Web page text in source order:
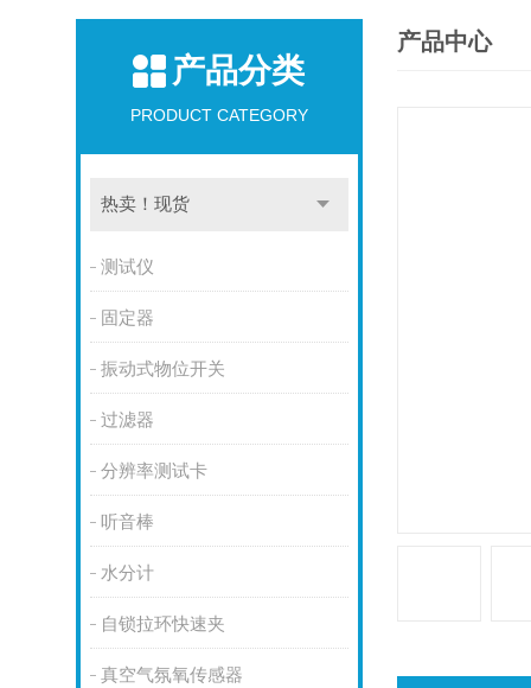
产品分类
PRODUCT CATEGORY
热卖！现货
测试仪
固定器
振动式物位开关
过滤器
分辨率测试卡
听音棒
水分计
自锁拉环快速夹
真空气氛氧传感器
产品中心